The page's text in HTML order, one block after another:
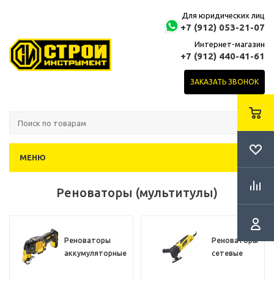
Для юридических лиц
+7 (912) 053-21-07
Интернет-магазин
+7 (912) 440-41-61
ЗАКАЗАТЬ ЗВОНОК
МЕНЮ
Реноваторы (мультитулы)
Реноваторы
аккумуляторные
Реноваторы
сетевые